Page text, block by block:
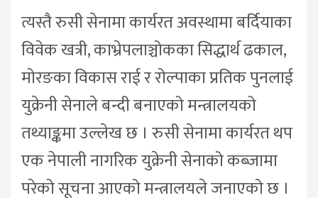
त्यस्तै रुसी सेनामा कार्यरत अवस्थामा बर्दियाका
विवेक खत्री, काभ्रेपलाञ्चोकका सिद्धार्थ ढकाल,
मोरङका विकास राई र रोल्पाका प्रतिक पुनलाई
युक्रेनी सेनाले बन्दी बनाएको मन्त्रालयको
तथ्याङ्कमा उल्लेख छ । रुसी सेनामा कार्यरत थप
एक नेपाली नागरिक युक्रेनी सेनाको कब्जामा
परेको सूचना आएको मन्त्रालयले जनाएको छ ।